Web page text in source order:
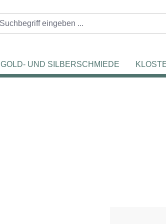
GOLD- UND SILBERSCHMIEDE